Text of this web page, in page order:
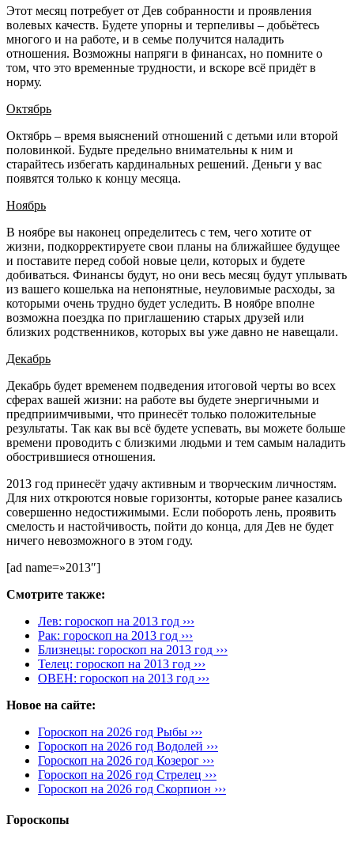
Этот месяц потребует от Дев собранности и проявления
волевых качеств. Будете упорны и терпеливы – добьётесь
многого и на работе, и в семье получится наладить
отношения. Возможны напряги в финансах, но помните о
том, что это временные трудности, и вскоре всё придёт в
норму.
Октябрь
Октябрь – время выяснений отношений с детьми или второй
половинкой. Будьте предельно внимательны к ним и
старайтесь избегать кардинальных решений. Деньги у вас
появятся только к концу месяца.
Ноябрь
В ноябре вы наконец определитесь с тем, чего хотите от
жизни, подкорректируете свои планы на ближайшее будущее
и поставите перед собой новые цели, которых и будете
добиваться. Финансы будут, но они весь месяц будут уплывать
из вашего кошелька на непонятные, неуловимые расходы, за
которыми очень трудно будет уследить. В ноябре вполне
возможна поездка по приглашению старых друзей или
близких родственников, которых вы уже давно не навещали.
Декабрь
Декабрь будет временем подведения итоговой черты во всех
сферах вашей жизни: на работе вы будете энергичными и
предприимчивыми, что принесёт только положительные
результаты. Так как вы всё будете успевать, вы можете больше
времени проводить с близкими людьми и тем самым наладить
обострившиеся отношения.
2013 год принесёт удачу активным и творческим личностям.
Для них откроются новые горизонты, которые ранее казались
совершенно недостижимыми. Если побороть лень, проявить
смелость и настойчивость, пойти до конца, для Дев не будет
ничего невозможного в этом году.
[ad name=»2013″]
Смотрите также:
Лев: гороскоп на 2013 год ›››
Рак: гороскоп на 2013 год ›››
Близнецы: гороскоп на 2013 год ›››
Телец: гороскоп на 2013 год ›››
ОВЕН: гороскоп на 2013 год ›››
Новое на сайте:
Гороскоп на 2026 год Рыбы ›››
Гороскоп на 2026 год Водолей ›››
Гороскоп на 2026 год Козерог ›››
Гороскоп на 2026 год Стрелец ›››
Гороскоп на 2026 год Скорпион ›››
Гороскопы